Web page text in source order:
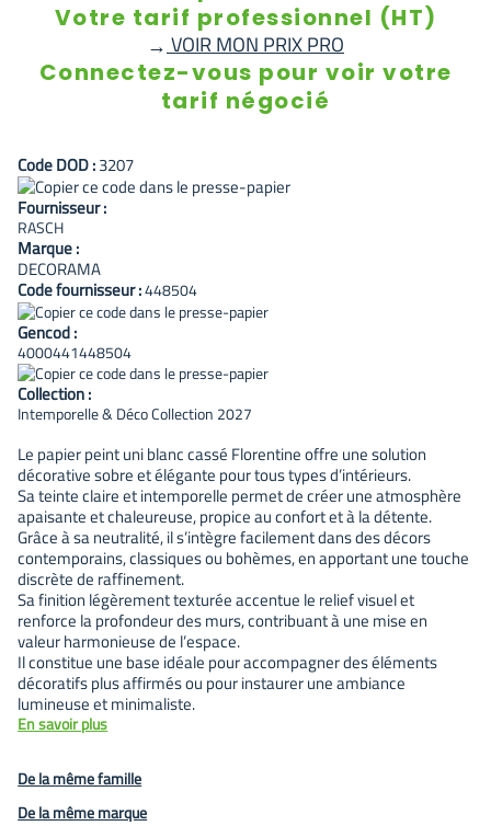
Votre tarif professionnel (HT)
→ VOIR MON PRIX PRO
Connectez-vous pour voir votre
tarif négocié
CodeDOD:3207
Fournisseur :
RASCH
Marque :
DECORAMA
Code fournisseur :448504
Gencod :
4000441448504
Collection :
Intemporelle & Déco Collection 2027
Le papier peint uni blanc cassé Florentine offre une solution
décorative sobre et élégante pour tous types d’intérieurs.
Sa teinte claire et intemporelle permet de créer une atmosphère
apaisante et chaleureuse, propice au confort et à la détente.
Grâce à sa neutralité, il s’intègre facilement dans des décors
contemporains, classiques ou bohèmes, en apportant une touche
discrète de raffinement.
Sa finition légèrement texturée accentue le relief visuel et
renforce la profondeur des murs, contribuant à une mise en
valeur harmonieuse de l’espace.
Il constitue une base idéale pour accompagner des éléments
décoratifs plus affirmés ou pour instaurer une ambiance
lumineuse et minimaliste.
En savoir plus
De la même famille
De la même marque